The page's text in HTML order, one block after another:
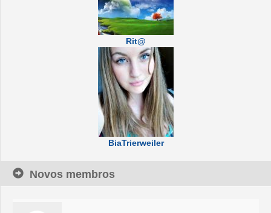
Rit@
BiaTrierweiler
Novos membros